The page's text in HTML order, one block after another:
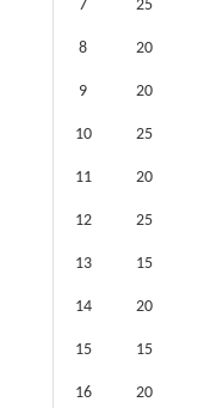
7 25
8 20
9 20
10 25
11 20
12 25
13 15
14 20
15 15
16 20